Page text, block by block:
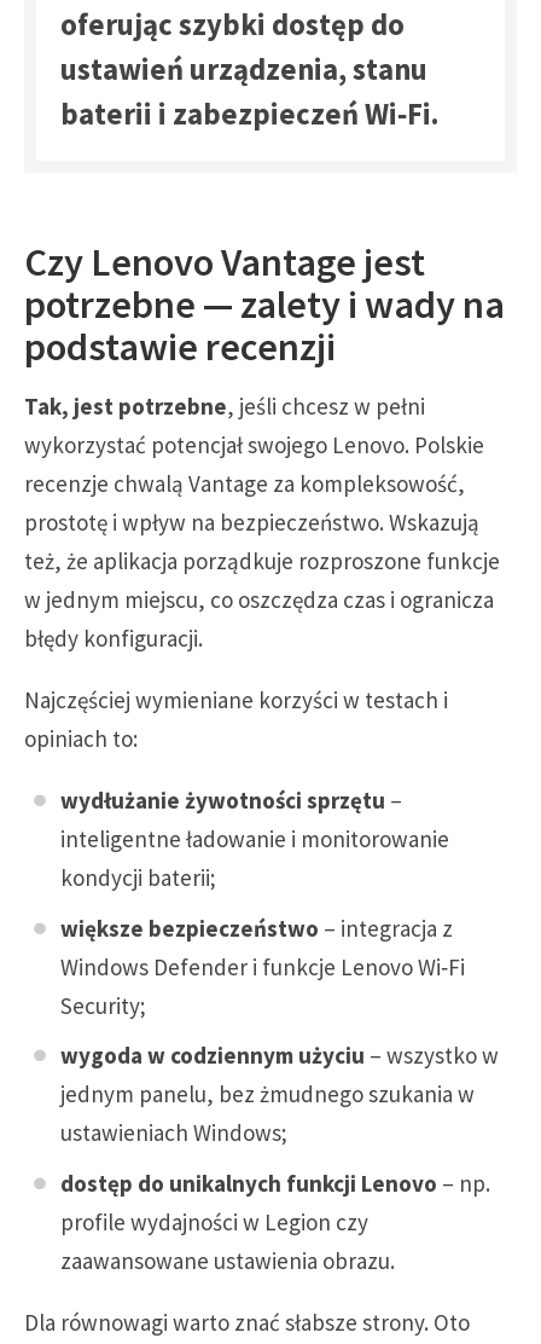
oferując szybki dostęp do
ustawień urządzenia, stanu
baterii i zabezpieczeń Wi‑Fi.
Czy Lenovo Vantage jest
potrzebne — zalety i wady na
podstawie recenzji
Tak, jest potrzebne, jeśli chcesz w pełni
wykorzystać potencjał swojego Lenovo. Polskie
recenzje chwalą Vantage za kompleksowość,
prostotę i wpływ na bezpieczeństwo. Wskazują
też, że aplikacja porządkuje rozproszone funkcje
w jednym miejscu, co oszczędza czas i ogranicza
błędy konfiguracji.
Najczęściej wymieniane korzyści w testach i
opiniach to:
wydłużanie żywotności sprzętu –
inteligentne ładowanie i monitorowanie
kondycji baterii;
większe bezpieczeństwo – integracja z
Windows Defender i funkcje Lenovo Wi‑Fi
Security;
wygoda w codziennym użyciu – wszystko w
jednym panelu, bez żmudnego szukania w
ustawieniach Windows;
dostęp do unikalnych funkcji Lenovo – np.
profile wydajności w Legion czy
zaawansowane ustawienia obrazu.
Dla równowagi warto znać słabsze strony. Oto